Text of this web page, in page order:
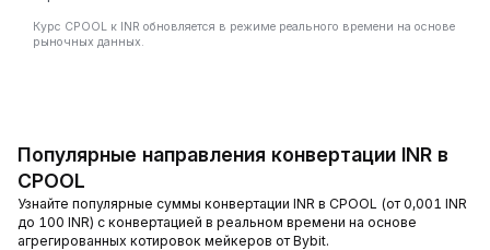
Курс CPOOL к INR обновляется в режиме реального времени на основе
рыночных данных.
Популярные направления конвертации INR в
CPOOL
Узнайте популярные суммы конвертации INR в CPOOL (от 0,001 INR
до 100 INR) с конвертацией в реальном времени на основе
агрегированных котировок мейкеров от Bybit.